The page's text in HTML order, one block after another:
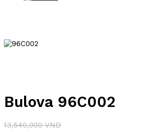
Bulova 96C002
13,540,000VND